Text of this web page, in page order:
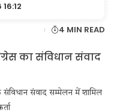
4 MIN READ
संविधान संवाद सम्मेलन में शामिल